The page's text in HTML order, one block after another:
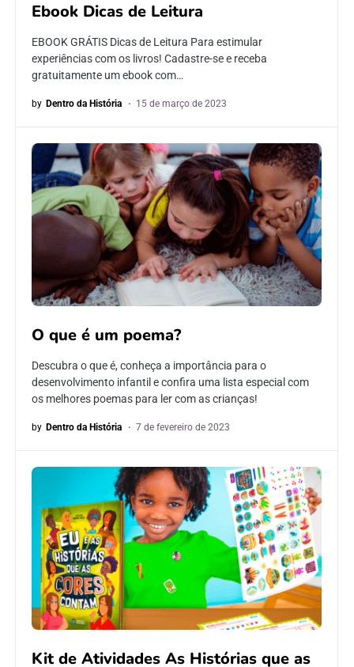
Ebook Dicas de Leitura
EBOOK GRÁTIS Dicas de Leitura Para estimular
experiências com os livros! Cadastre-se e receba
gratuitamente um ebook com…
by Dentro da História 15 de março de 2023
O que é um poema?
Descubra o que é, conheça a importância para o
desenvolvimento infantil e confira uma lista especial com
os melhores poemas para ler com as crianças!
by Dentro da História 7 de fevereiro de 2023
Kit de Atividades As Histórias que as